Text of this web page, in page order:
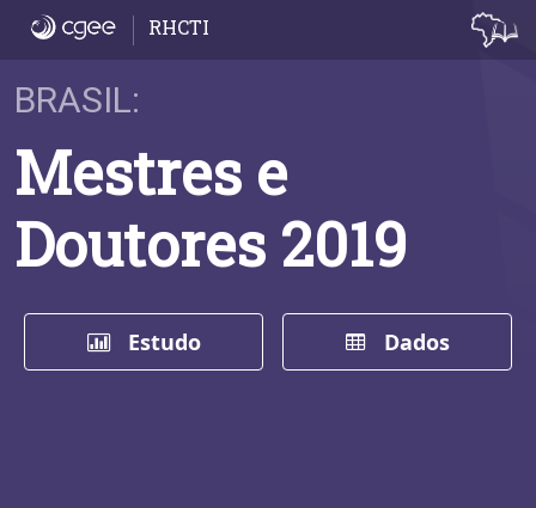
Início RHCTI
BRASIL:
Mestres e
Doutores 2019
Estudo Dados